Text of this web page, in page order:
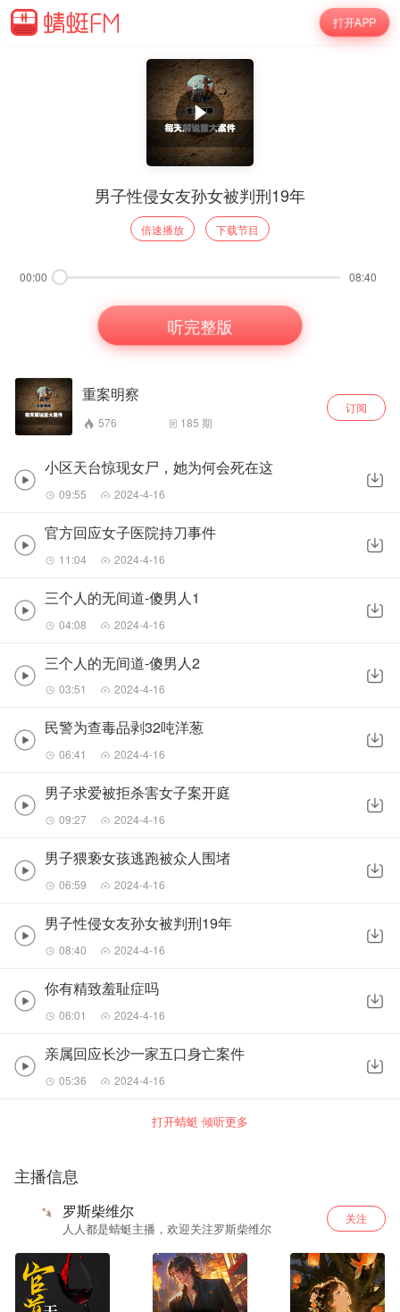
打开APP
男子性侵女友孙女被判刑19年
倍速播放 下载节目
00:00 08:40
听完整版
重案明察
576 185 期
订阅
小区天台惊现女尸，她为何会死在这
09:55 2024-4-16
官方回应女子医院持刀事件
11:04 2024-4-16
三个人的无间道-傻男人1
04:08 2024-4-16
三个人的无间道-傻男人2
03:51 2024-4-16
民警为查毒品剥32吨洋葱
06:41 2024-4-16
男子求爱被拒杀害女子案开庭
09:27 2024-4-16
男子猥亵女孩逃跑被众人围堵
06:59 2024-4-16
男子性侵女友孙女被判刑19年
08:40 2024-4-16
你有精致羞耻症吗
06:01 2024-4-16
亲属回应长沙一家五口身亡案件
05:36 2024-4-16
打开蜻蜓 倾听更多
主播信息
罗斯柴维尔
人人都是蜻蜓主播，欢迎关注罗斯柴维尔
关注